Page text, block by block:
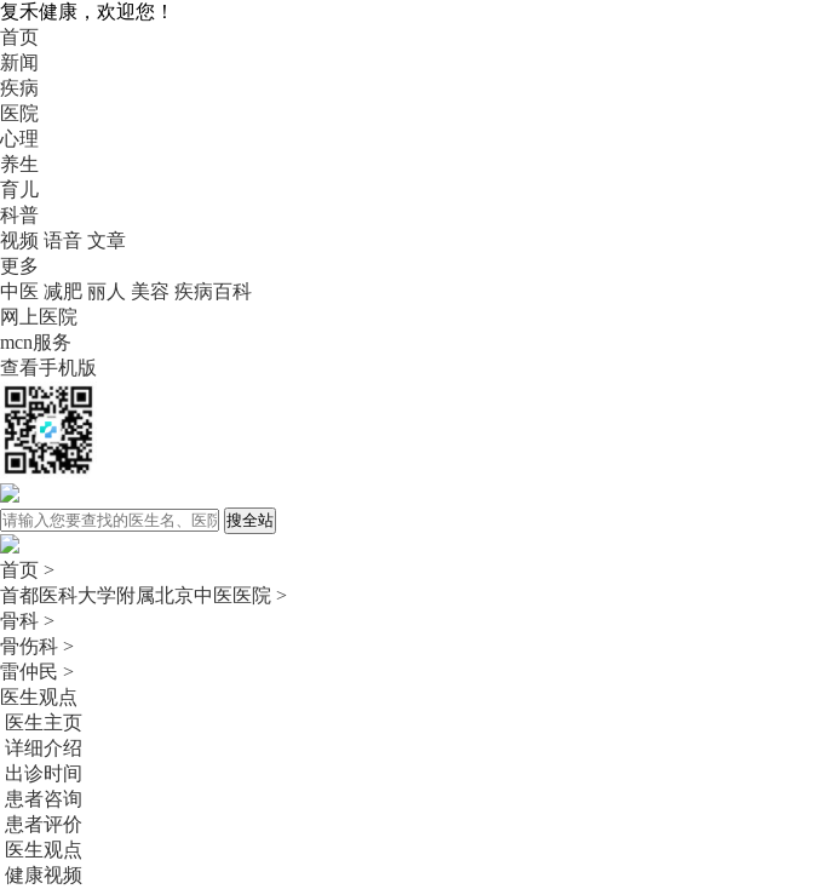
复禾健康，欢迎您！
首页
新闻
疾病
医院
心理
养生
育儿
科普
视频 语音 文章
更多
中医 减肥 丽人 美容 疾病百科
网上医院
mcn服务
查看手机版
搜全站
首页 >
首都医科大学附属北京中医医院 >
骨科 >
骨伤科 >
雷仲民 >
医生观点
医生主页
详细介绍
出诊时间
患者咨询
患者评价
医生观点
健康视频